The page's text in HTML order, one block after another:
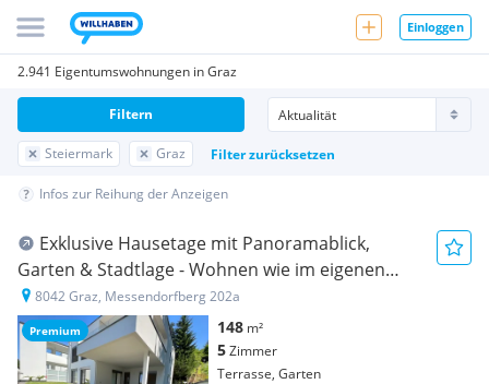
Einloggen
2.941 Eigentumswohnungen in Graz
Steiermark Graz Filter zurücksetzen
Filtern
Infos zur Reihung der Anzeigen
Premium
Exklu­sive Hause­tage mit Panora­ma­blick,
Garten & Stadt­lage - Wohnen wie im eigenen
Haus"
8042 Graz, Messendorfberg 202a
148 m²
5Zimmer
Terrasse, Garten